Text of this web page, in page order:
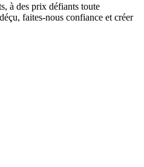
à des prix défiants toute
faites-nous confiance et créer